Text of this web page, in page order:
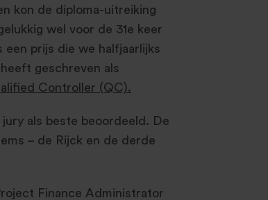
kon de diploma-uitreiking
wel voor de 31e keer
prijs die we halfjaarlijks
geschreven als
Controller (QC).
als beste beoordeeld. De
– de Rijck en de derde
Finance Administrator